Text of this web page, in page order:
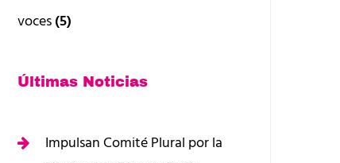
voces(5)
Últimas Noticias
Impulsan Comité Plural por la